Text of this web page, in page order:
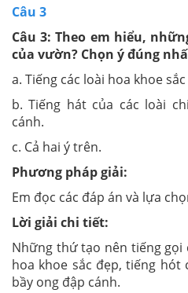
Câu 3
Câu 3: Theo em hiểu,
của vườn? Chọn ý đúng
a. Tiếng các loài hoa khoe
b. Tiếng hát của các loài
cánh.
c. Cả hai ý trên.
Phương pháp giải:
Em đọc các đáp án và lựa
Lời giải chi tiết:
Những thứ tạo nên tiếng gọi
hoa khoe sắc đẹp, tiếng hót
bầy ong đập cánh.